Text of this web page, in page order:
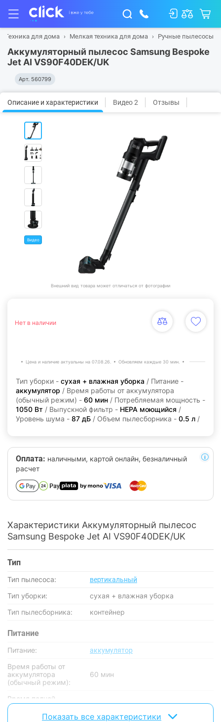
Техника для дома Мелкая техника для дома Ручные пылесосы
Аккумуляторный пылесос Samsung Bespoke
Jet AI VS90F40DEK/UK
Арт. 560799
Описание и характеристики Видео 2 Отзывы
Видео
Внешний вид товара может отличаться от фотографии
Нет в наличии
Цена и наличие актуальны на 07.08.26. Обновляем каждые 30 мин.
Тип уборки - сухая + влажная уборка / Питание -
аккумулятор / Время работы от аккумулятора
(обычный режим) - 60 мин / Потребляемая мощность -
1050 Вт / Выпускной фильтр - НЕРА моющийся /
Уровень шума - 87 дБ / Объем пылесборника - 0.5 л /
Оплата: наличными, картой онлайн, безналичный
расчет
Характеристики Аккумуляторный пылесос
Samsung Bespoke Jet AI VS90F40DEK/UK
Тип
Тип пылесоса: вертикальный
Тип уборки:
сухая + влажная уборка
Тип пылесборника:
контейнер
Питание
Питание: аккумулятор
Время работы от
аккумулятора
(обычный режим):
60 мин
Время полной
зарядки
аккумулятора:
5 ч
Показать все характеристики